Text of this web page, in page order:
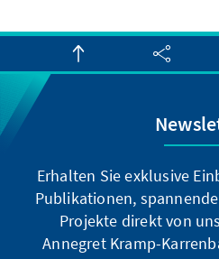
Erhalten Sie exklusive
Publikationen,
Projekte direkt von
Annegret Kramp-